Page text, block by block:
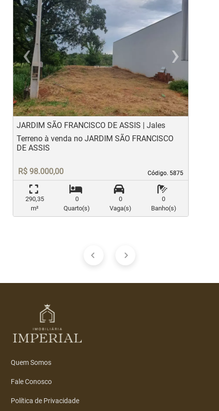
‹
Previous
›
JARDIM SÃO FRANCISCO DE ASSIS | Jales
Código. 5875
Código. 5875
Terreno à venda no JARDIM SÃO FRANCISCO
DE ASSIS
R$ 98.000,00
290,35
m²
0
Quarto(s)
0
Vaga(s)
0
Banho(s)
Quem Somos
Fale Conosco
Política de Privacidade